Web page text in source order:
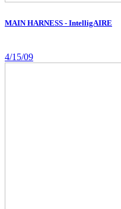
MAIN HARNESS - IntelligAIRE
4/15/09